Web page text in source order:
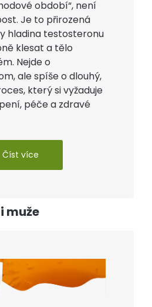
období“, není
Je to přirozená
hladina testosteronu
klesat a tělo
Nejde o
ale spíše o dlouhý,
který si vyžaduje
péče a zdravé
Číst více
muže